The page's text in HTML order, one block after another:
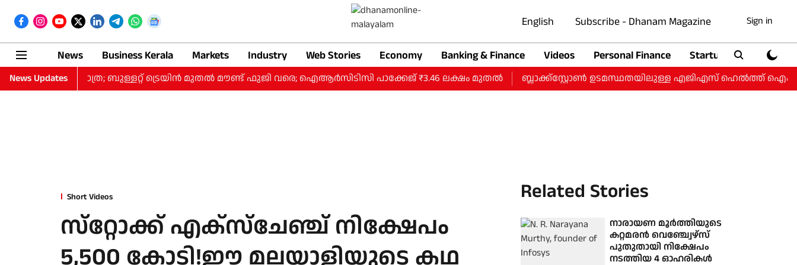
English Subscribe - Dhanam Magazine Sign in
News Business Kerala Markets Industry Web Stories Economy Banking & Finance Videos Personal Finance Startup
News Updates
ദിവസത്തെ യാത്ര; ബുള്ളറ്റ് ട്രെയിന്‍ മുതല്‍ മൗണ്ട് ഫുജി വരെ; ഐആര്‍സിടിസി പാക്കേജ് ₹3.46 ലക്ഷം മുതല്‍ ബ്ലാക്ക്‌സ്റ്റോൺ ഉടമസ്ഥതയിലുള്ള എജിഎസ് ഹെൽത്ത്
Short Videos
സ്‌റ്റോക്ക് എക്‌സ്‌ചേഞ്ച് നിക്ഷേപം
5,500 കോടി!ഈ മലയാളിയുടെ കഥ
Related Stories
നാരായണ മൂര്‍ത്തിയുടെ
കറ്റമരന്‍ വെഞ്ച്വേഴ്‌സ്
പുതുതായി നിക്ഷേപം
നടത്തിയ 4 ഓഹരികള്‍